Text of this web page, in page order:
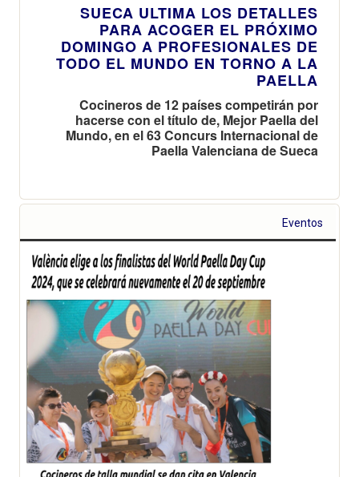
SUECA ULTIMA LOS DETALLES
PARA ACOGER EL PRÓXIMO
DOMINGO A PROFESIONALES DE
TODO EL MUNDO EN TORNO A LA
PAELLA
Cocineros de 12 países competirán por
hacerse con el título de, Mejor Paella del
Mundo, en el 63 Concurs Internacional de
Paella Valenciana de Sueca
Eventos